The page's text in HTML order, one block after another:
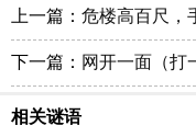
上一篇： 危楼高百尺，
下一篇： 网开一面（打
相关谜语